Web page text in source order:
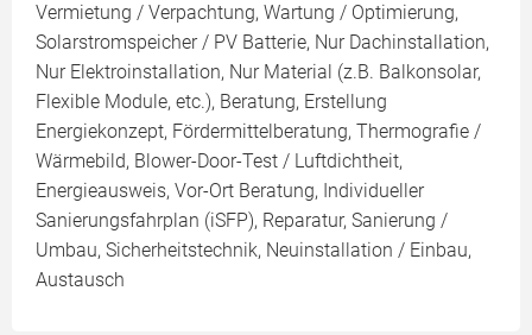
Vermietung / Verpachtung, Wartung / Optimierung,
Solarstromspeicher / PV Batterie, Nur Dachinstallation,
Nur Elektroinstallation, Nur Material (z.B. Balkonsolar,
Flexible Module, etc.), Beratung, Erstellung
Energiekonzept, Fördermittelberatung, Thermografie /
Wärmebild, Blower-Door-Test / Luftdichtheit,
Energieausweis, Vor-Ort Beratung, Individueller
Sanierungsfahrplan (iSFP), Reparatur, Sanierung /
Umbau, Sicherheitstechnik, Neuinstallation / Einbau,
Austausch